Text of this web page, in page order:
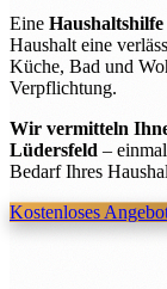
Eine
Haushalt eine
Küche, Bad und
Verpflichtung.
Wir vermitteln
Lüdersfeld –
Bedarf Ihres
Kostenloses